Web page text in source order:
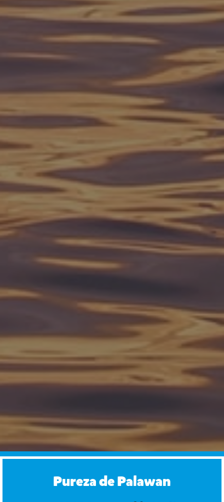
Pureza de Palawan